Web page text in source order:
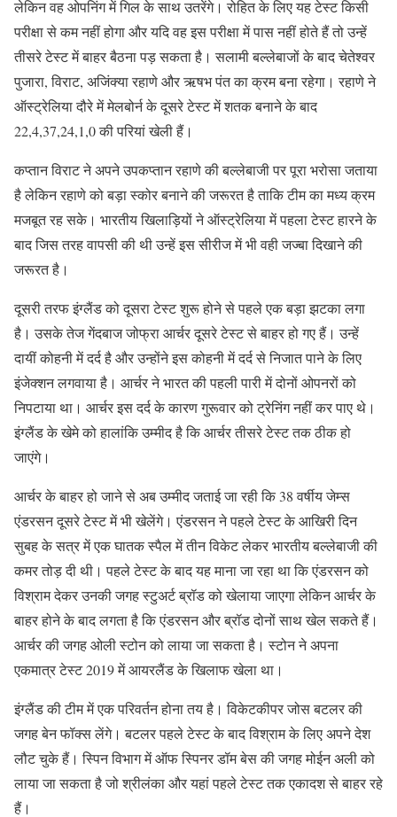
लेकिन वह ओपनिंग में गिल के साथ उतरेंगे। रोहित के लिए यह टेस्ट किसी
परीक्षा से कम नहीं होगा और यदि वह इस परीक्षा में पास नहीं होते हैं तो उन्हें
तीसरे टेस्ट में बाहर बैठना पड़ सकता है। सलामी बल्लेबाजों के बाद चेतेश्वर
पुजारा, विराट, अजिंक्या रहाणे और ऋषभ पंत का क्रम बना रहेगा। रहाणे ने
ऑस्ट्रेलिया दौरे में मेलबोर्न के दूसरे टेस्ट में शतक बनाने के बाद
22,4,37,24,1,0 की परियां खेली हैं।
कप्तान विराट ने अपने उपकप्तान रहाणे की बल्लेबाजी पर पूरा भरोसा जताया
है लेकिन रहाणे को बड़ा स्कोर बनाने की जरूरत है ताकि टीम का मध्य क्रम
मजबूत रह सके। भारतीय खिलाड़ियों ने ऑस्ट्रेलिया में पहला टेस्ट हारने के
बाद जिस तरह वापसी की थी उन्हें इस सीरीज में भी वही जज्बा दिखाने की
जरूरत है।
दूसरी तरफ इंग्लैंड को दूसरा टेस्ट शुरू होने से पहले एक बड़ा झटका लगा
है। उसके तेज गेंदबाज जोफ्रा आर्चर दूसरे टेस्ट से बाहर हो गए हैं। उन्हें
दायीं कोहनी में दर्द है और उन्होंने इस कोहनी में दर्द से निजात पाने के लिए
इंजेक्शन लगवाया है। आर्चर ने भारत की पहली पारी में दोनों ओपनरों को
निपटाया था। आर्चर इस दर्द के कारण गुरूवार को ट्रेनिंग नहीं कर पाए थे।
इंग्लैंड के खेमे को हालांकि उम्मीद है कि आर्चर तीसरे टेस्ट तक ठीक हो
जाएंगे।
आर्चर के बाहर हो जाने से अब उम्मीद जताई जा रही कि 38 वर्षीय जेम्स
एंडरसन दूसरे टेस्ट में भी खेलेंगे। एंडरसन ने पहले टेस्ट के आखिरी दिन
सुबह के सत्र में एक घातक स्पैल में तीन विकेट लेकर भारतीय बल्लेबाजी की
कमर तोड़ दी थी। पहले टेस्ट के बाद यह माना जा रहा था कि एंडरसन को
विश्राम देकर उनकी जगह स्टुअर्ट ब्रॉड को खेलाया जाएगा लेकिन आर्चर के
बाहर होने के बाद लगता है कि एंडरसन और ब्रॉड दोनों साथ खेल सकते हैं।
आर्चर की जगह ओली स्टोन को लाया जा सकता है। स्टोन ने अपना
एकमात्र टेस्ट 2019 में आयरलैंड के खिलाफ खेला था।
इंग्लैंड की टीम में एक परिवर्तन होना तय है। विकेटकीपर जोस बटलर की
जगह बेन फॉक्स लेंगे। बटलर पहले टेस्ट के बाद विश्राम के लिए अपने देश
लौट चुके हैं। स्पिन विभाग में ऑफ स्पिनर डॉम बेस की जगह मोईन अली को
लाया जा सकता है जो श्रीलंका और यहां पहले टेस्ट तक एकादश से बाहर रहे
हैं।